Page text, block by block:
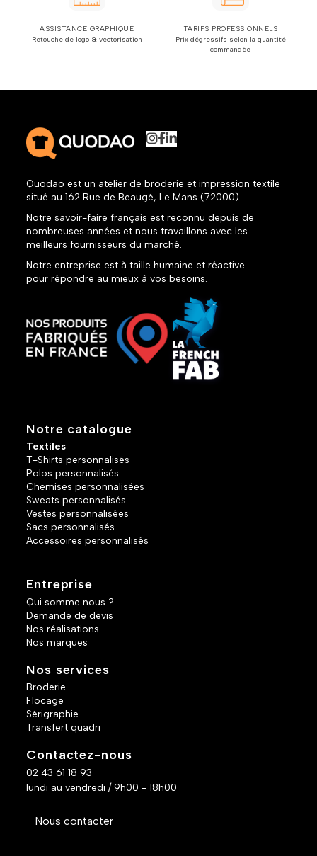
ASSISTANCE GRAPHIQUE
Retouche de logo & vectorisation
TARIFS PROFESSIONNELS
Prix dégressifs selon la quantité
commandée
Quodao est un atelier de broderie et impression textile
situé au 162 Rue de Beaugé, Le Mans (72000).
Notre savoir-faire français est reconnu depuis de
nombreuses années et nous travaillons avec les
meilleurs fournisseurs du marché.
Notre entreprise est à taille humaine et réactive
pour répondre au mieux à vos besoins.
Notre catalogue
Textiles
T-Shirts personnalisés
Polos personnalisés
Chemises personnalisées
Sweats personnalisés
Vestes personnalisées
Sacs personnalisés
Accessoires personnalisés
Entreprise
Qui somme nous ?
Demande de devis
Nos réalisations
Nos marques
Nos services
Broderie
Flocage
Sérigraphie
Transfert quadri
Contactez-nous
02 43 61 18 93
lundi au vendredi / 9h00 - 18h00
Nous contacter